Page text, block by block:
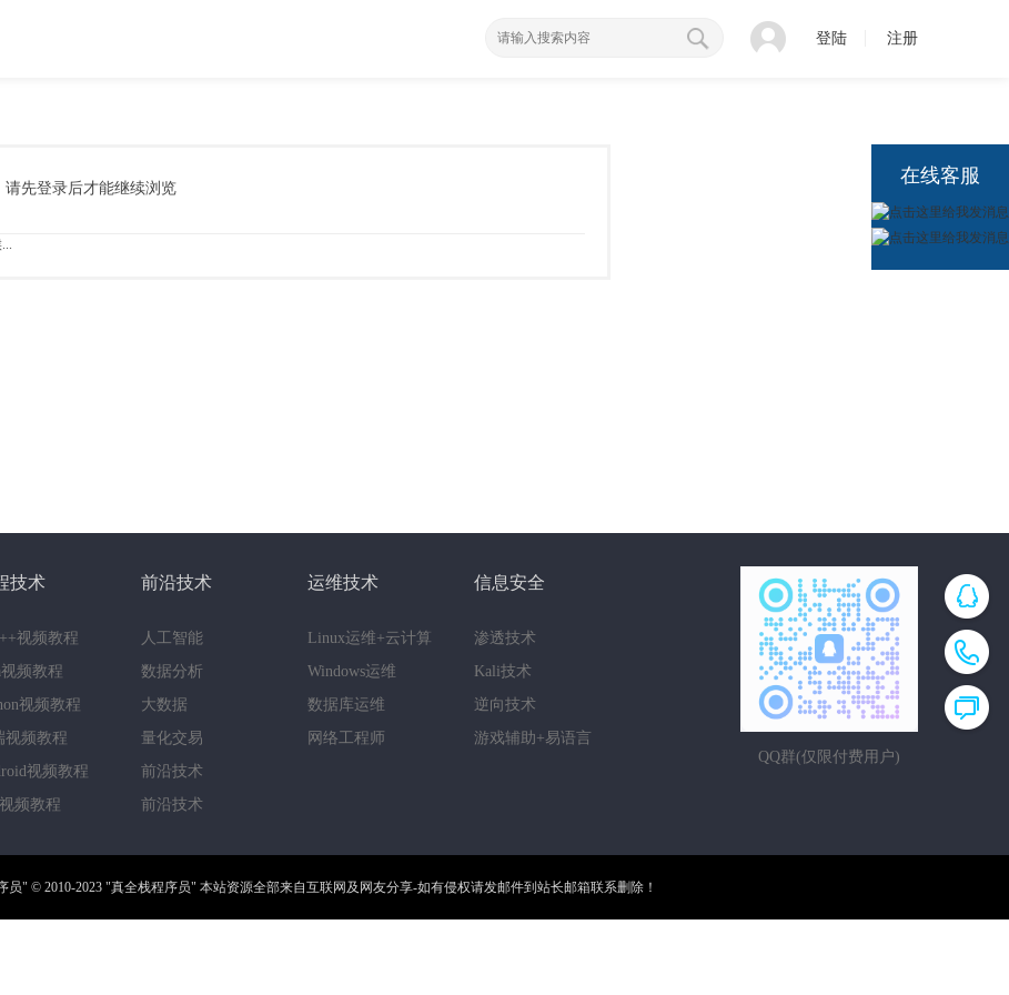
登陆 注册
请先登录后才能继续浏览
在线客服
技术
视频教程
视频教程
视频教程
视频教程
视频教程
频教程
前沿技术
人工智能
数据分析
大数据
量化交易
前沿技术
前沿技术
运维技术
Linux运维+云计算
Windows运维
数据库运维
网络工程师
信息安全
渗透技术
Kali技术
逆向技术
游戏辅助+易语言
QQ群(仅限付费用户)
员" © 2010-2023 "真全栈程序员" 本站资源全部来自互联网及网友分享-如有侵权请发邮件到站长邮箱联系删除！